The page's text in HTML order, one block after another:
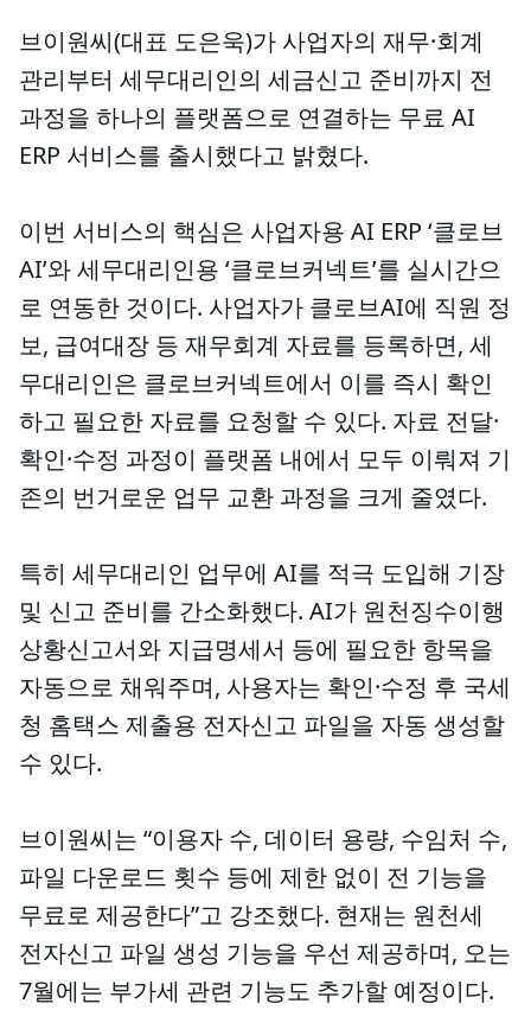
브이원씨(대표 도은욱)가 사업자의 재무·회계
관리부터 세무대리인의 세금신고 준비까지 전
과정을 하나의 플랫폼으로 연결하는 무료 AI
ERP 서비스를 출시했다고 밝혔다.
이번 서비스의 핵심은 사업자용 AI ERP ‘클로브
AI’와 세무대리인용 ‘클로브커넥트’를 실시간으
로 연동한 것이다. 사업자가 클로브AI에 직원 정
보, 급여대장 등 재무회계 자료를 등록하면, 세
무대리인은 클로브커넥트에서 이를 즉시 확인
하고 필요한 자료를 요청할 수 있다. 자료 전달·
확인·수정 과정이 플랫폼 내에서 모두 이뤄져 기
존의 번거로운 업무 교환 과정을 크게 줄였다.
특히 세무대리인 업무에 AI를 적극 도입해 기장
및 신고 준비를 간소화했다. AI가 원천징수이행
상황신고서와 지급명세서 등에 필요한 항목을
자동으로 채워주며, 사용자는 확인·수정 후 국세
청 홈택스 제출용 전자신고 파일을 자동 생성할
수 있다.
브이원씨는 “이용자 수, 데이터 용량, 수임처 수,
파일 다운로드 횟수 등에 제한 없이 전 기능을
무료로 제공한다”고 강조했다. 현재는 원천세
전자신고 파일 생성 기능을 우선 제공하며, 오는
7월에는 부가세 관련 기능도 추가할 예정이다.